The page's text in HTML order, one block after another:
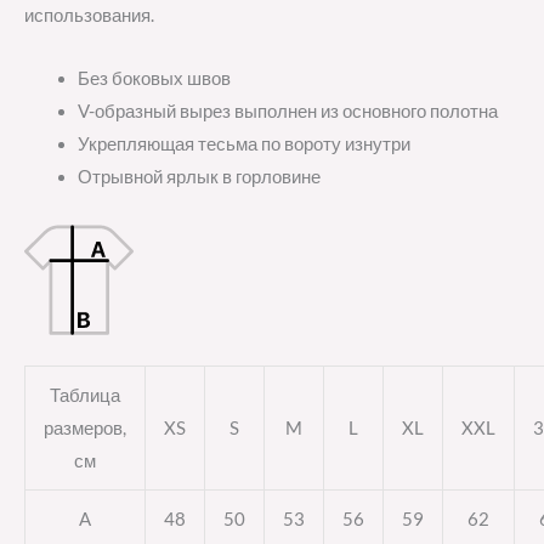
использования.
Без боковых швов
V-образный вырез выполнен из основного полотна
Укрепляющая тесьма по вороту изнутри
Отрывной ярлык в горловине
Таблица
размеров,
см
XS S M L XL XXL
A 48 50 53 56 59 62